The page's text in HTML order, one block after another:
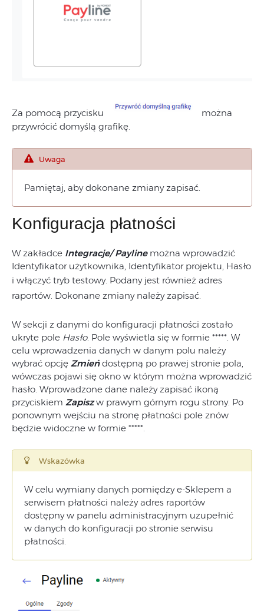
Za pomocą przycisku
można
przywrócić domyślą grafikę.
Uwaga
Pamiętaj, aby dokonane zmiany zapisać.
Konfiguracja płatności
W zakładce Integracje/ Paylinemożna wprowadzić
Identyfikator użytkownika, Identyfikator projektu, Hasło
i włączyć tryb testowy. Podany jest również adres
raportów . Dokonane zmiany należy zapisać.
W sekcji z danymi do konfiguracji płatności zostało
ukryte pole Hasło. Pole wyświetla się w formie *****. W
celu wprowadzenia danych w danym polu należy
wybrać opcję Zmieńdostępną po prawej stronie pola,
wówczas pojawi się okno w którym można wprowadzić
hasło. Wprowadzone dane należy zapisać ikoną
przyciskiem Zapiszw prawym górnym rogu strony. Po
ponownym wejściu na stronę płatności pole znów
będzie widoczne w formie *****.
Wskazówka
W celu wymiany danych pomiędzy e-Sklepem a
serwisem płatności należy adres raportów
dostępny w panelu administracyjnym uzupełnić
w danych do konfiguracji po stronie serwisu
płatności.